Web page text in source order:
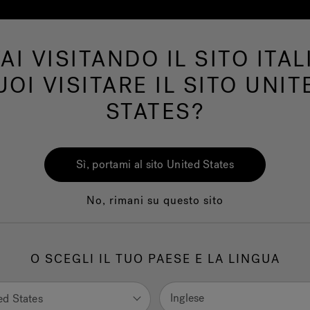
Swim Spa Bagno Wellness Il Marchio
VISITANDO IL SITO
VISITARE IL SITO
STATES?
Sì, portami al sito United States
No, rimani su questo sito
O SCEGLI IL TUO PAESE E LA LINGUA
States Inglese